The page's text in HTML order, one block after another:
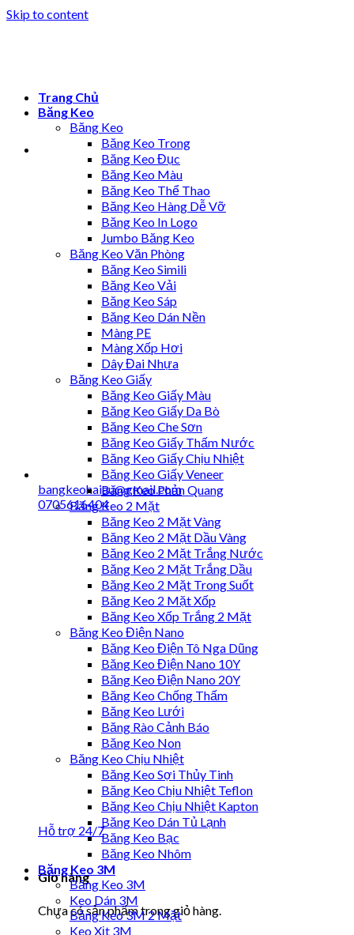
Skip to content
bangkeohaiau@gmail.com
0705616404
Hỗ trợ 24/7
Giỏ hàng
Chưa có sản phẩm trong giỏ hàng.
Trang Chủ
Băng Keo
Băng Keo
Băng Keo Trong
Băng Keo Đục
Băng Keo Màu
Băng Keo Thể Thao
Băng Keo Hàng Dễ Vỡ
Băng Keo In Logo
Jumbo Băng Keo
Băng Keo Văn Phòng
Băng Keo Simili
Băng Keo Vải
Băng Keo Sáp
Băng Keo Dán Nền
Màng PE
Màng Xốp Hơi
Dây Đai Nhựa
Băng Keo Giấy
Băng Keo Giấy Màu
Băng Keo Giấy Da Bò
Băng Keo Che Sơn
Băng Keo Giấy Thấm Nước
Băng Keo Giấy Chịu Nhiệt
Băng Keo Giấy Veneer
Băng Keo Phản Quang
Băng Keo 2 Mặt
Băng Keo 2 Mặt Vàng
Băng Keo 2 Mặt Dầu Vàng
Băng Keo 2 Mặt Trắng Nước
Băng Keo 2 Mặt Trắng Dầu
Băng Keo 2 Mặt Trong Suốt
Băng Keo 2 Mặt Xốp
Băng Keo Xốp Trắng 2 Mặt
Băng Keo Điện Nano
Băng Keo Điện Tô Nga Dũng
Băng Keo Điện Nano 10Y
Băng Keo Điện Nano 20Y
Băng Keo Chống Thấm
Băng Keo Lưới
Băng Rào Cảnh Báo
Băng Keo Non
Băng Keo Chịu Nhiệt
Băng Keo Sợi Thủy Tinh
Băng Keo Chịu Nhiệt Teflon
Băng Keo Chịu Nhiệt Kapton
Băng Keo Dán Tủ Lạnh
Băng Keo Bạc
Băng Keo Nhôm
Băng Keo 3M
Băng Keo 3M
Keo Dán 3M
Băng Keo 3M 2 Mặt
Keo Xịt 3M